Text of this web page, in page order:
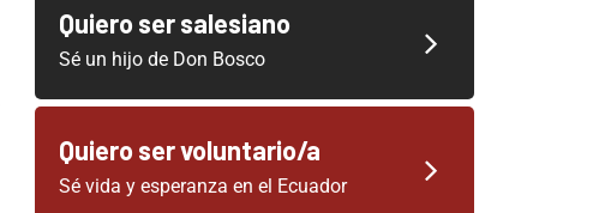
Quiero ser salesiano
Sé un hijo de Don Bosco
Quiero ser voluntario/a
Sé vida y esperanza en el Ecuador